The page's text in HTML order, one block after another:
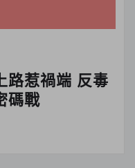
路惹禍端 反毒
碼戰